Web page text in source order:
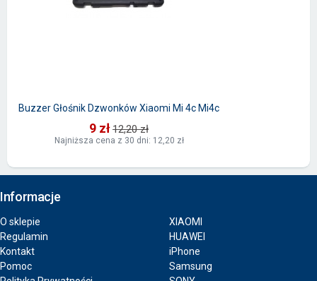
Buzzer Głośnik Dzwonków Xiaomi Mi 4c Mi4c
9 zł12,20 zł
Najniższa cena z 30 dni: 12,20 zł
Informacje
O sklepie
Regulamin
Kontakt
Pomoc
XIAOMI
HUAWEI
iPhone
Samsung